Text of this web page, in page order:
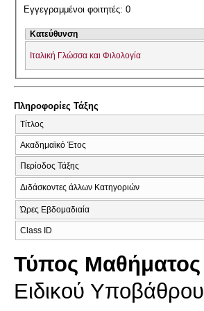
Εγγεγραμμένοι φοιτητές: 0
Κατεύθυνση
Ιταλική Γλώσσα και Φιλολογία
Πληροφορίες Τάξης
Τίτλος
Ακαδημαϊκό Έτος
Περίοδος Τάξης
Διδάσκοντες άλλων Κατηγοριών
Ώρες Εβδομαδιαία
Class ID
Τύπος Μαθήματος
Ειδικού Υποβάθρου